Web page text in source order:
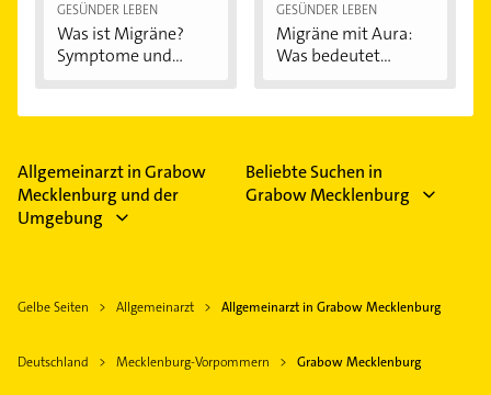
GESÜNDER LEBEN
Was ist Migräne?
Symptome und...
GESÜNDER LEBEN
Migräne mit Aura:
Was bedeutet...
Allgemeinarzt in Grabow
Mecklenburg und der
Umgebung
Beliebte Suchen in
Grabow Mecklenburg
Gelbe Seiten Allgemeinarzt Allgemeinarzt in Grabow Mecklenburg
Deutschland Mecklenburg-Vorpommern Grabow Mecklenburg